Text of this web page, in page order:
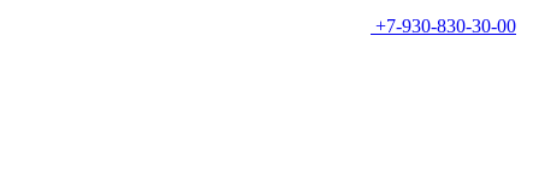
+7-930-830-30-00